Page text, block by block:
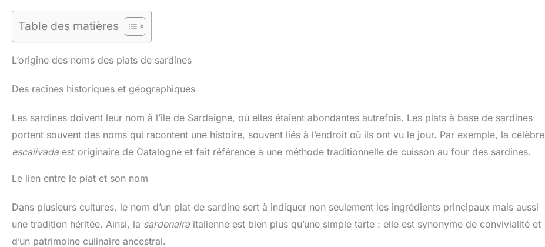
Table des matières
L’origine des noms des plats de sardines
Des racines historiques et géographiques
Les sardines doivent leur nom à l’île de Sardaigne, où elles étaient abondantes autrefois. Les plats à base de sardines
portent souvent des noms qui racontent une histoire, souvent liés à l’endroit où ils ont vu le jour. Par exemple, la célèbre
escalivadaest originaire de Catalogne et fait référence à une méthode traditionnelle de cuisson au four des sardines.
Le lien entre le plat et son nom
Dans plusieurs cultures, le nom d’un plat de sardine sert à indiquer non seulement les ingrédients principaux mais aussi
une tradition héritée. Ainsi, la sardenairaitalienne est bien plus qu’une simple tarte : elle est synonyme de convivialité et
d’un patrimoine culinaire ancestral.